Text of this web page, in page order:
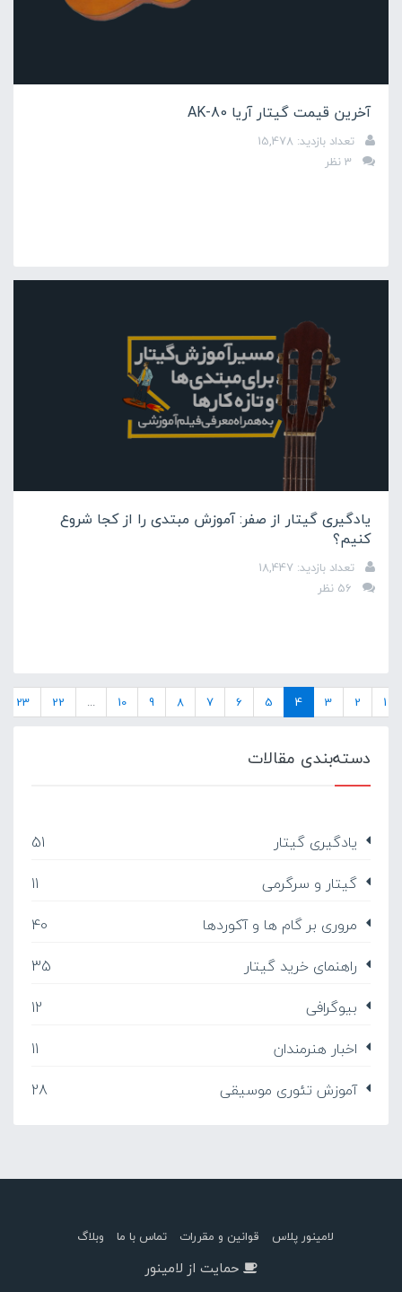
آخرین قیمت گیتار آریا AK-80
تعداد بازدید: 15,478
یادگیری گیتار از صفر: آموزش مبتدی را از کجا شروع
کنیم؟
تعداد بازدید: 18,447
1
2
3
4
5
6
7
8
9
10
...
22
23
دسته‌بندی مقالات
یادگیری گیتار
51
گیتار و سرگرمی
11
مروری بر گام ها و آکوردها
40
راهنمای خرید گیتار
35
بیوگرافی
12
اخبار هنرمندان
11
آموزش تئوری موسیقی
28
لامینور پلاس قوانین و مقررات تماس با ما وبلاگ
حمایت از لامینور